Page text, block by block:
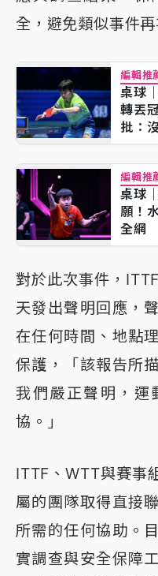
全，避免類似事件再
編輯推
桌球
轉丟
批：
編輯推
桌球
願！
全網
對於此次事件，
天發出聲明回應，
在任何時間、地點
保護，「該報告所
我們嚴正聲明，運
協。」
ITTF、WTT與賽事
屬的團隊取得直接
所需的任何協助。
實調查與安全保障